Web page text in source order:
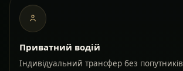
Приватний водій
Індивідуальний трансфер без попутників